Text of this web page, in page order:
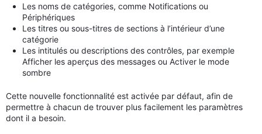
Les noms de catégories, comme Notifications ou
Périphériques
Les titres ou sous-titres de sections à l’intérieur d’une
catégorie
Les intitulés ou descriptions des contrôles, par exemple
Afficher les aperçus des messages ou Activer le mode
sombre
Cette nouvelle fonctionnalité est activée par défaut, afin de
permettre à chacun de trouver plus facilement les paramètres
dont il a besoin.